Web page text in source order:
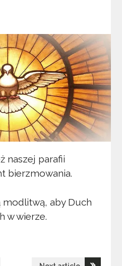
naszej parafii
bierzmowania.
modlitwą, aby Duch
w wierze.